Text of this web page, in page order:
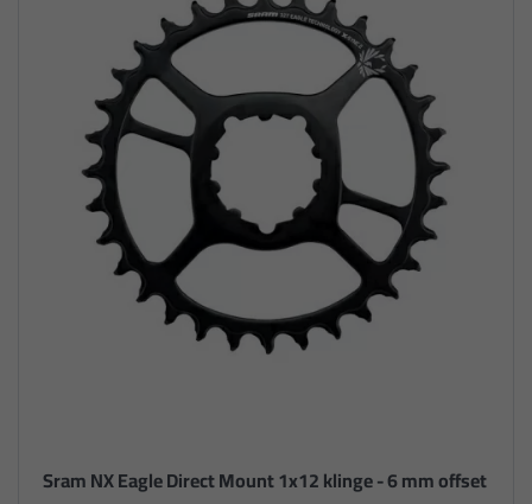
Sram NX Eagle Direct Mount 1x12 klinge - 6 mm offset